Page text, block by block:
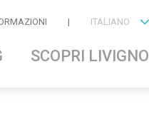
| ITALIANO
SCOPRI LIVIGNO